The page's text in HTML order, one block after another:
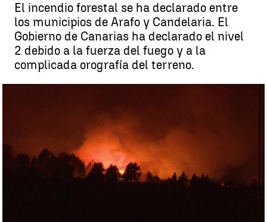
El incendio forestal se ha declarado entre
los municipios de Arafo y Candelaria. El
Gobierno de Canarias ha declarado el nivel
2 debido a la fuerza del fuego y a la
complicada orografía del terreno.